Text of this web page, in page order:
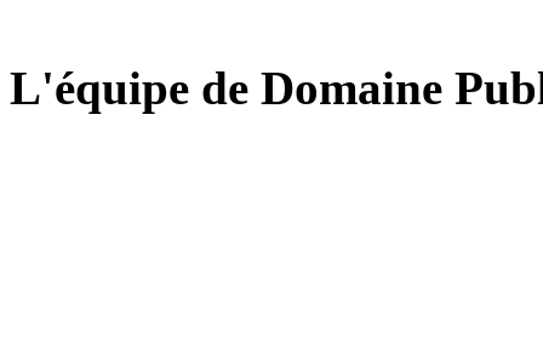
L'équipe de Domaine